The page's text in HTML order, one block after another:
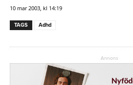
10 mar 2003, kl 14:19
TAGS Adhd
Annons